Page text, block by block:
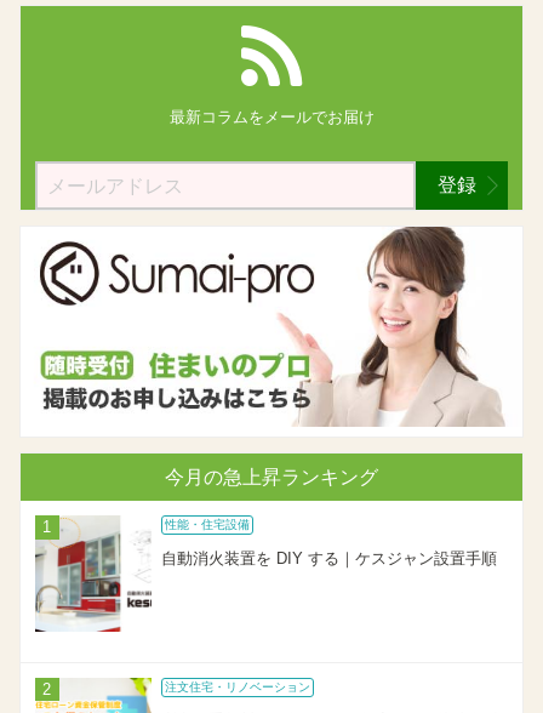
最新コラムを メールでお届け
登録
今月の急上昇ランキング
性能・住宅設備
自動消火装置を DIY する｜ケスジャン設置手順
注文住宅・リノベーション